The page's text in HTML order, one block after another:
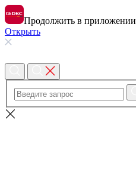
Продолжить в приложении
Открыть